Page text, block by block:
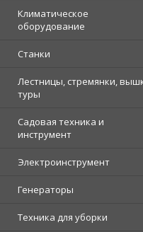
Климатическое
оборудование
Станки
Лестницы, стремянки,
туры
Садовая техника и
инструмент
Электроинструмент
Генераторы
Техника для уборки